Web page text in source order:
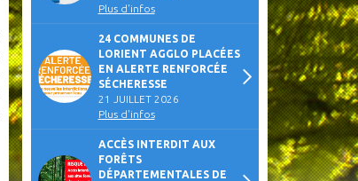
Plus d'infos
24 COMMUNES DE
LORIENT AGGLO PLACÉES
EN ALERTE RENFORCÉE
SÉCHERESSE
21 JUILLET 2026
Plus d'infos
ACCÈS INTERDIT AUX
FORÊTS
DÉPARTEMENTALES DE